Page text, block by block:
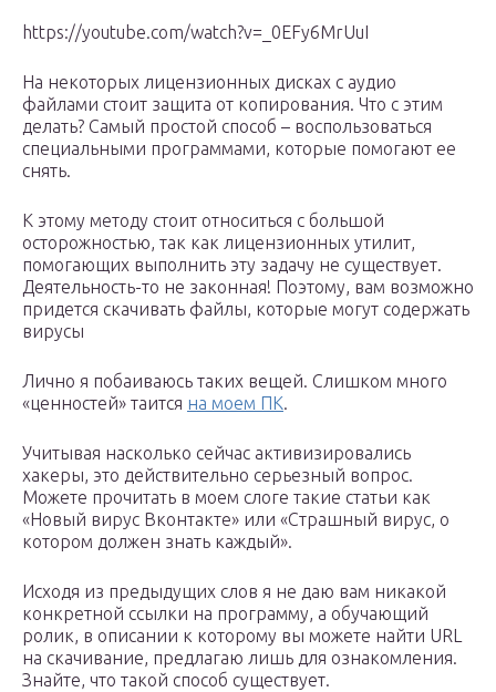
https://youtube.com/watch?v=_0EFy6MrUuI
На некоторых лицензионных дисках с аудио
файлами стоит защита от копирования. Что с этим
делать? Самый простой способ – воспользоваться
специальными программами, которые помогают ее
снять.
К этому методу стоит относиться с большой
осторожностью, так как лицензионных утилит,
помогающих выполнить эту задачу не существует.
Деятельность-то не законная! Поэтому, вам возможно
придется скачивать файлы, которые могут содержать
вирусы
Лично я побаиваюсь таких вещей. Слишком много
«ценностей» таится на моем ПК.
Учитывая насколько сейчас активизировались
хакеры, это действительно серьезный вопрос.
Можете прочитать в моем слоге такие статьи как
«Новый вирус Вконтакте» или «Страшный вирус, о
котором должен знать каждый».
Исходя из предыдущих слов я не даю вам никакой
конкретной ссылки на программу, а обучающий
ролик, в описании к которому вы можете найти URL
на скачивание, предлагаю лишь для ознакомления.
Знайте, что такой способ существует.